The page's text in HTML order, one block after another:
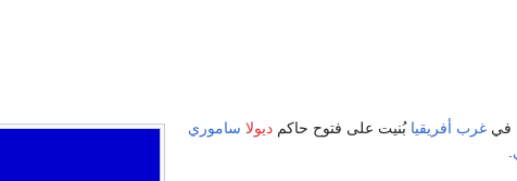
غرب أفريقيا بُنيت على فتوح حاكم ديولا ساموري
.